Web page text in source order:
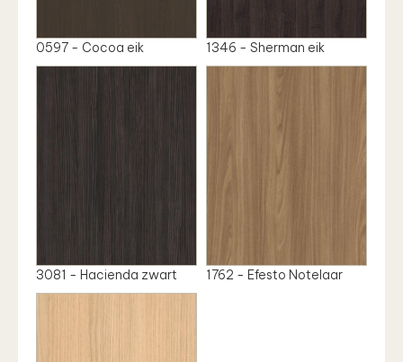
0597 - Cocoa eik 1346 - Sherman eik
3081 - Hacienda zwart 1762 - Efesto Notelaar